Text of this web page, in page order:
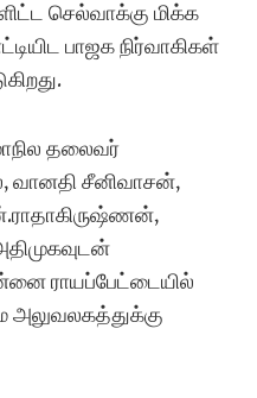
செல்வாக்கு மிக்க
பாஜக நிர்வாகிகள்
தலைவர்
சீனிவாசன்,
ராயப்பேட்டையில்